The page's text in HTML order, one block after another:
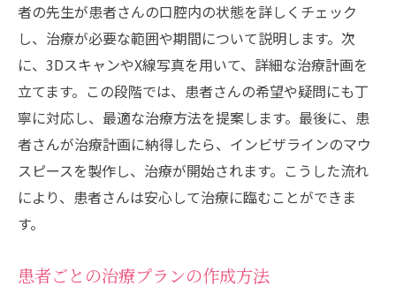
者の先生が患者さんの口腔内の状態を詳しくチェック
し、治療が必要な範囲や期間について説明します。次
に、3DスキャンやX線写真を用いて、詳細な治療計画を
立てます。この段階では、患者さんの希望や疑問にも丁
寧に対応し、最適な治療方法を提案します。最後に、患
者さんが治療計画に納得したら、インビザラインのマウ
スピースを製作し、治療が開始されます。こうした流れ
により、患者さんは安心して治療に臨むことができま
す。
患者ごとの治療プランの作成方法